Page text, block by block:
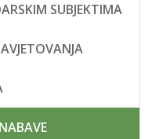
SUBJEKTIMA